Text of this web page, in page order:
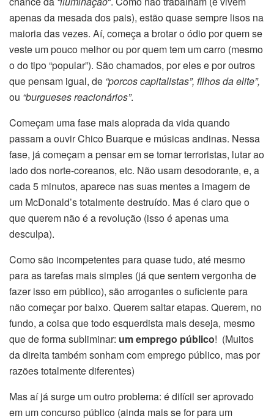
apenas da mesada dos pais), estão quase sempre lisos na
maioria das vezes. Aí, começa a brotar o ódio por quem se
veste um pouco melhor ou por quem tem um carro (mesmo
o do tipo “popular”). São chamados, por eles e por outros
que pensam igual, de “porcos capitalistas”, filhos da elite”,
ou “burgueses reacionários”.
Começam uma fase mais aloprada da vida quando
passam a ouvir Chico Buarque e músicas andinas. Nessa
fase, já começam a pensar em se tornar terroristas, lutar ao
lado dos norte-coreanos, etc. Não usam desodorante, e, a
cada 5 minutos, aparece nas suas mentes a imagem de
um McDonald’s totalmente destruído. Mas é claro que o
que querem não é a revolução (isso é apenas uma
desculpa).
Como são incompetentes para quase tudo, até mesmo
para as tarefas mais simples (já que sentem vergonha de
fazer isso em público), são arrogantes o suficiente para
não começar por baixo. Querem saltar etapas. Querem, no
fundo, a coisa que todo esquerdista mais deseja, mesmo
que de forma subliminar: um emprego público! (Muitos
da direita também sonham com emprego público, mas por
razões totalmente diferentes)
Mas aí já surge um outro problema: é difícil ser aprovado
em um concurso público (ainda mais se for para um